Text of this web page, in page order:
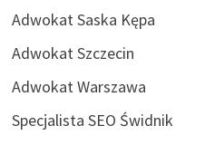
Adwokat Saska Kępa
Adwokat Szczecin
Adwokat Warszawa
Specjalista SEO Świdnik